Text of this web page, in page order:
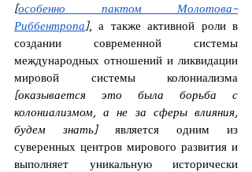
[особенно пактом Молотова-
Риббентропа], а также активной роли в
создании современной системы
международных отношений и ликвидации
[оказывается это была борьба с
колониализмом, а не за сферы влияния,
будем знать] является одним из
суверенных центров мирового развития и
выполняет уникальную исторически